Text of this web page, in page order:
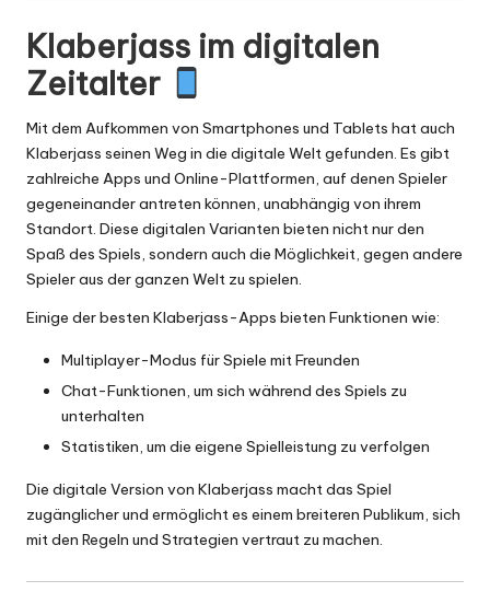
Klaberjass im digitalen
Zeitalter
Mit dem Aufkommen von Smartphones und Tablets hat auch
Klaberjass seinen Weg in die digitale Welt gefunden. Es gibt
zahlreiche Apps und Online-Plattformen, auf denen Spieler
gegeneinander antreten können, unabhängig von ihrem
Standort. Diese digitalen Varianten bieten nicht nur den
Spaß des Spiels, sondern auch die Möglichkeit, gegen andere
Spieler aus der ganzen Welt zu spielen.
Einige der besten Klaberjass-Apps bieten Funktionen wie:
Multiplayer-Modus für Spiele mit Freunden
Chat-Funktionen, um sich während des Spiels zu
unterhalten
Statistiken, um die eigene Spielleistung zu verfolgen
Die digitale Version von Klaberjass macht das Spiel
zugänglicher und ermöglicht es einem breiteren Publikum, sich
mit den Regeln und Strategien vertraut zu machen.